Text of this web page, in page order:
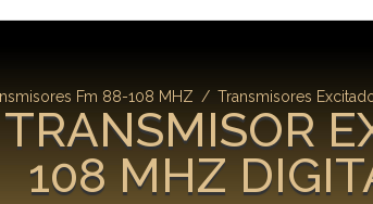
Fm 88-108 MHZ / Transmisores
TRANSMISOR
108 MHZ